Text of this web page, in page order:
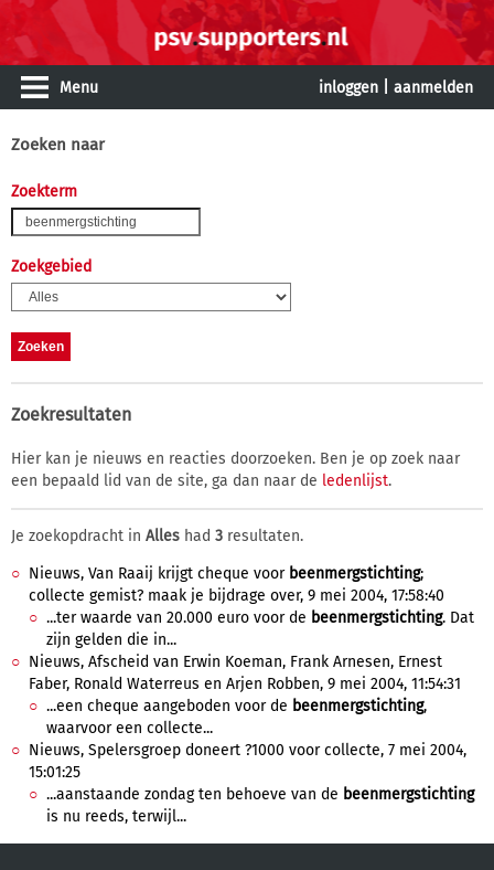
Menu inloggen aanmelden
Zoeken naar
Zoekterm
Zoekgebied
Zoekresultaten
Hier kan je nieuws en reacties doorzoeken. Ben je op zoek naar
een bepaald lid van de site, ga dan naar de ledenlijst.
Je zoekopdracht in Alles had 3 resultaten.
Nieuws, Van Raaij krijgt cheque voor beenmergstichting;
collecte gemist? maak je bijdrage over, 9 mei 2004, 17:58:40
...ter waarde van 20.000 euro voor de beenmergstichting. Dat
zijn gelden die in...
Nieuws, Afscheid van Erwin Koeman, Frank Arnesen, Ernest
Faber, Ronald Waterreus en Arjen Robben, 9 mei 2004, 11:54:31
...een cheque aangeboden voor de beenmergstichting,
waarvoor een collecte...
Nieuws, Spelersgroep doneert ?1000 voor collecte, 7 mei 2004,
15:01:25
...aanstaande zondag ten behoeve van de beenmergstichting
is nu reeds, terwijl...